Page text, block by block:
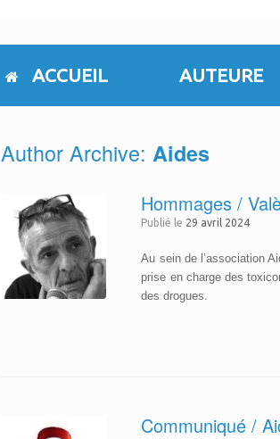
ACCUEIL AUTEURE
Author Archive: Aides
Hommages /
Publié le 29 avril 2024
Au sein de l’association
prise en charge des
des drogues.
Communiqué /